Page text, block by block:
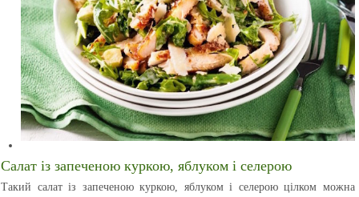
Салат із запеченою куркою, яблуком і селерою
Такий салат із запеченою куркою, яблуком і селерою цілком можна